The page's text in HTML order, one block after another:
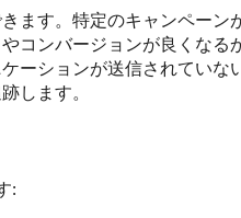
ます。特定のキャンペーン
コンバージョンが良くなる
ーションが送信されてい
します。
: